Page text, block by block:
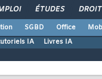
ÉTUDES DROIT
SGBD Office
IA Livres IA